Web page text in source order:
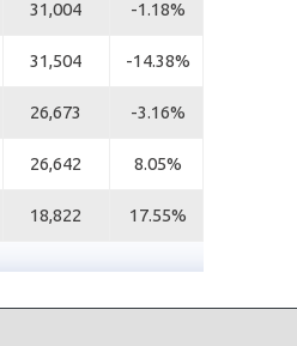
31,004 -1.18%
31,504 -14.38%
26,673 -3.16%
26,642 8.05%
18,822 17.55%